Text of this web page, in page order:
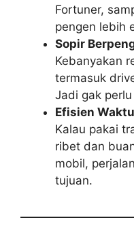
Fortuner,
pengen lebih
Sopir
Kebanyakan
termasuk
Jadi gak
Efisien Waktu
Kalau pakai
ribet dan
mobil,
tujuan.